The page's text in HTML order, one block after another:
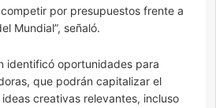
por presupuestos frente a
Mundial”, señaló.
identificó oportunidades para
que podrán capitalizar el
creativas relevantes, incluso